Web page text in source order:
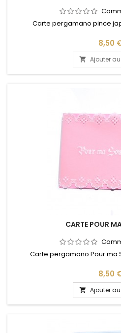
Carte pergamano pince
Prix
8,50
 Ajouter
CARTE POUR
Carte pergamano Pour ma
Prix
8,50
 Ajouter